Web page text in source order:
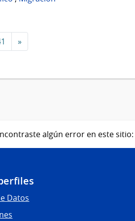
»
algún error en este sitio:
Datos